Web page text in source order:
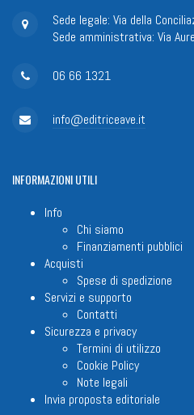
Sede legale: Via della
Sede amministrativa: Via
06 66 1321
info@editriceave.it
INFORMAZIONIUTILI
Info
Chi siamo
Finanziamenti pubblici
Acquisti
Spese di spedizione
Servizi e supporto
Contatti
Sicurezza e privacy
Termini di utilizzo
Cookie Policy
Note legali
Invia proposta editoriale